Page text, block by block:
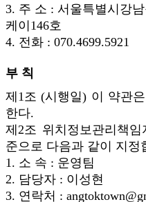
3. 주 소 : 서울특별시강
케이146호
4. 전화 : 070.4699.5921
부 칙
제1조 (시행일) 이 약관
한다.
제2조 위치정보관리책임
준으로 다음과 같이 지정
1. 소 속 : 운영팀
2. 담당자 : 이성현
3. 연락처 :